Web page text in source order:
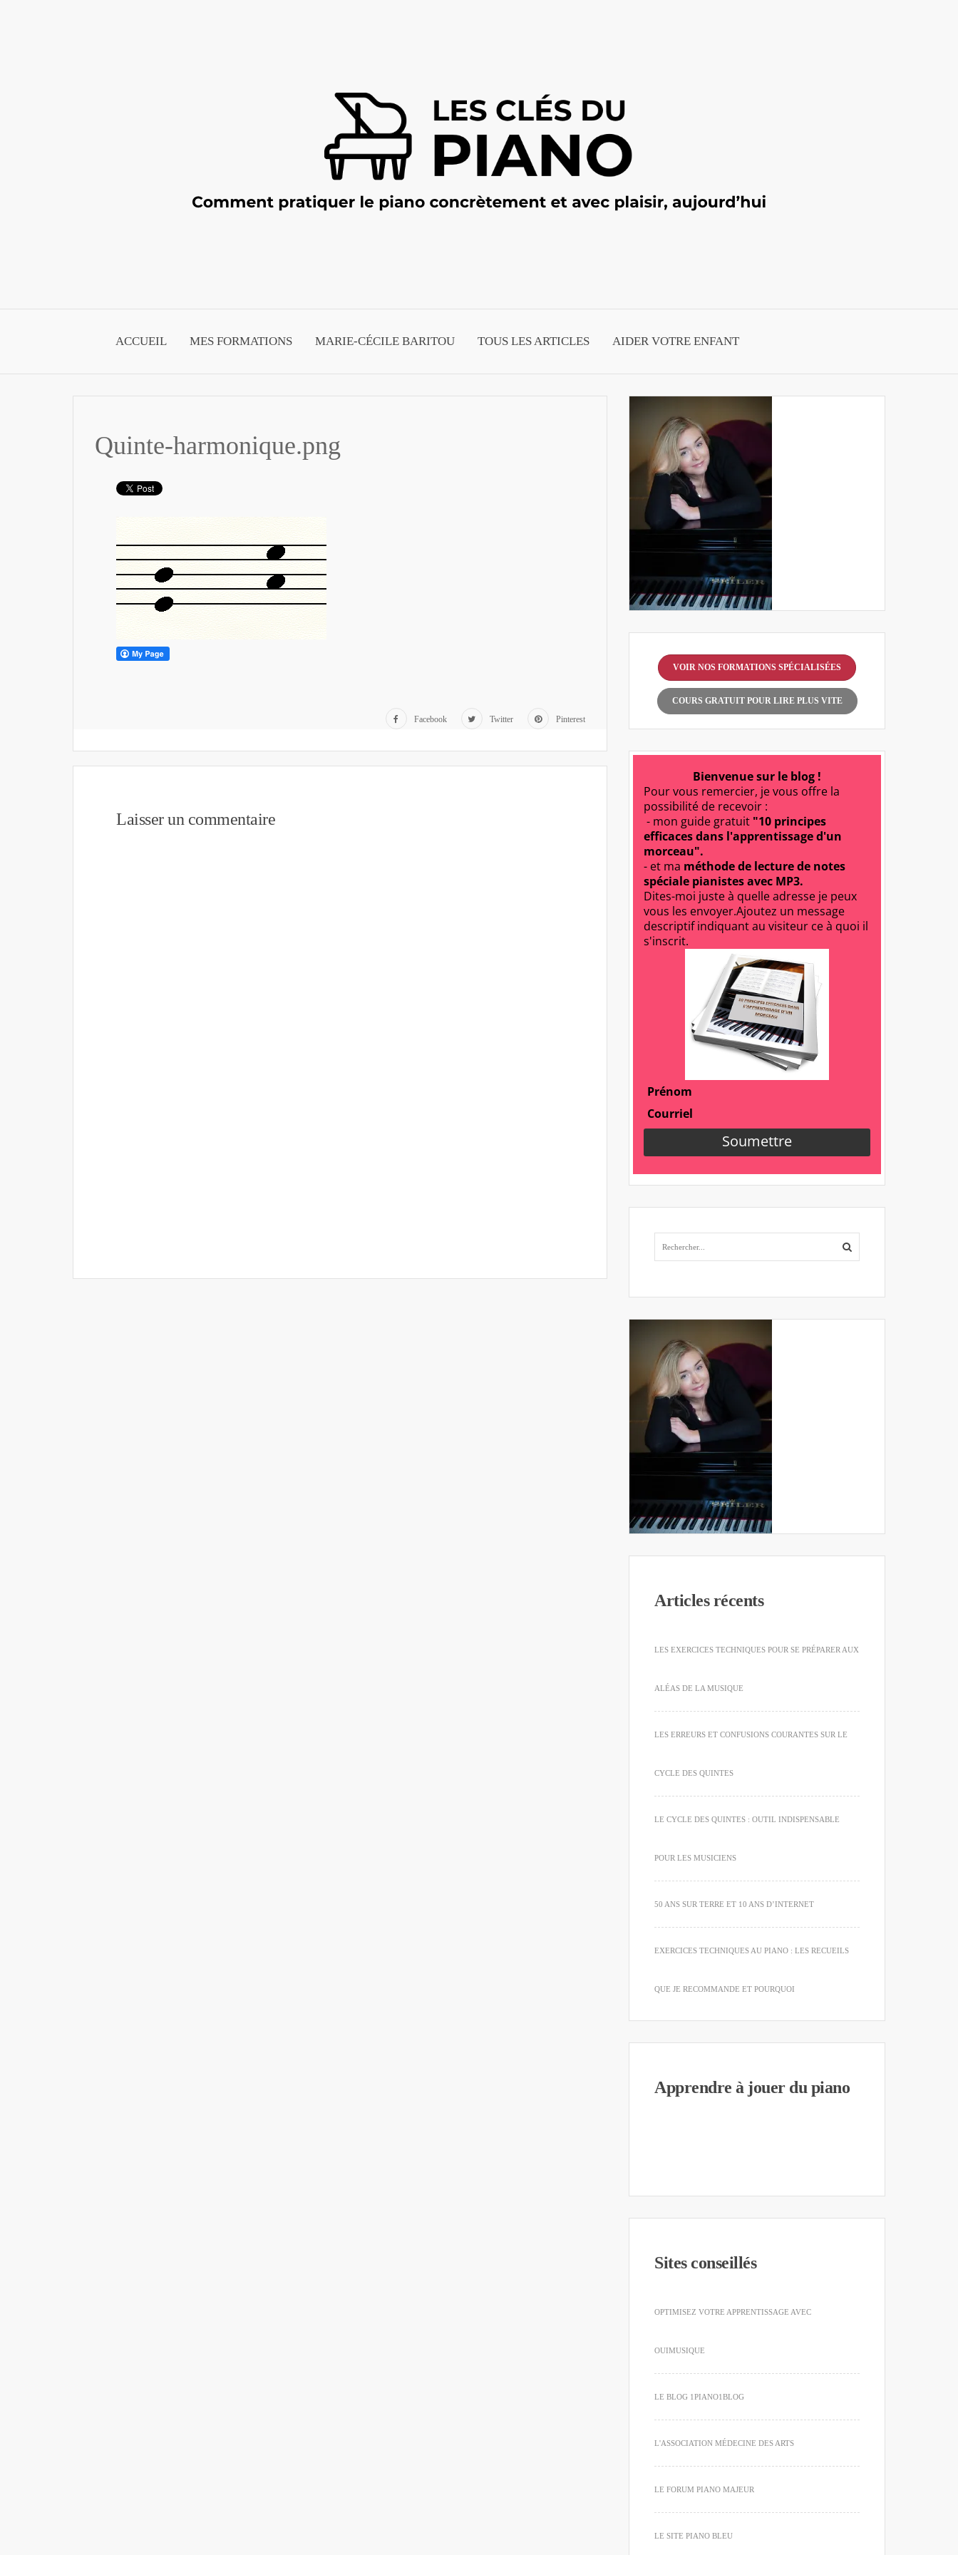
ACCUEIL MES FORMATIONS MARIE-CÉCILE BARITOU TOUS LES ARTICLES AIDER VOTRE ENFANT
Quinte-harmonique.png
Facebook Twitter Pinterest
Laisser un commentaire
VOIR NOS FORMATIONS SPÉCIALISÉES
COURS GRATUIT POUR LIRE PLUS VITE
Articles récents
LES EXERCICES TECHNIQUES POUR SE PRÉPARER AUX
ALÉAS DE LA MUSIQUE
LES ERREURS ET CONFUSIONS COURANTES SUR LE
CYCLE DES QUINTES
LE CYCLE DES QUINTES : OUTIL INDISPENSABLE
POUR LES MUSICIENS
50 ANS SUR TERRE ET 10 ANS D’INTERNET
EXERCICES TECHNIQUES AU PIANO : LES RECUEILS
QUE JE RECOMMANDE ET POURQUOI
Apprendre à jouer du piano
Sites conseillés
OPTIMISEZ VOTRE APPRENTISSAGE AVEC
OUIMUSIQUE
LE BLOG 1PIANO1BLOG
L'ASSOCIATION MÉDECINE DES ARTS
LE FORUM PIANO MAJEUR
LE SITE PIANO BLEU